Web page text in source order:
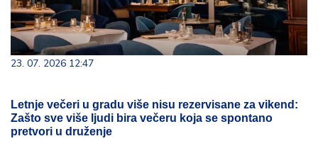
23. 07. 2026 12:47
Letnje večeri u gradu više nisu rezervisane za vikend:
Zašto sve više ljudi bira večeru koja se spontano
pretvori u druženje